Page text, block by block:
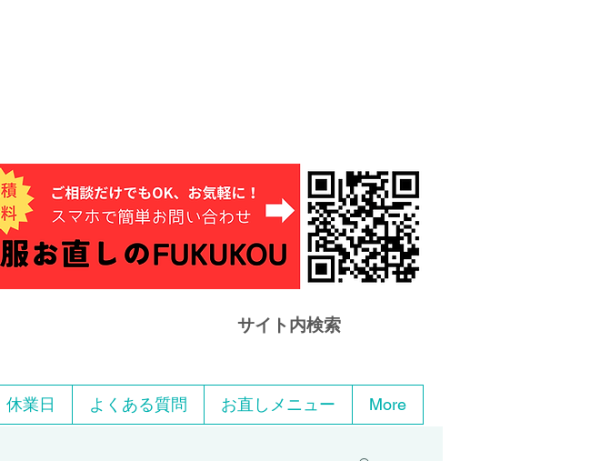
サイト内検索
休業日 よくある質問 お直しメニュー More